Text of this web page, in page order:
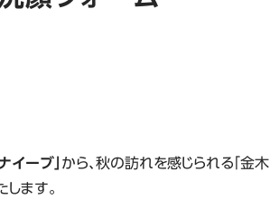
ナイーブ」 から、秋の訪れを感じられる「金木
します。